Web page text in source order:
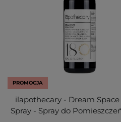
PROMOCJA
ilapothecary - Dream
Spray - Spray do